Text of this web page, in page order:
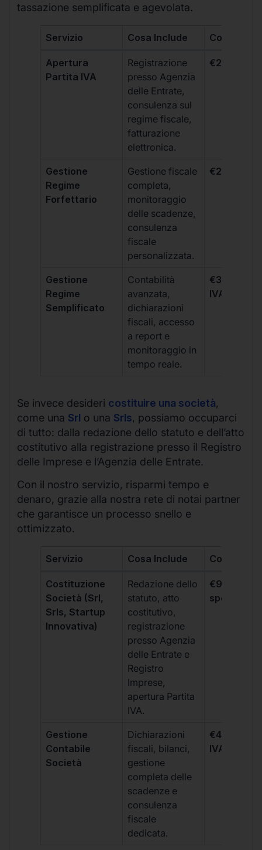
tassazione semplificata e agevolata.
Servizio Cosa Include Costo
Apertura
Partita IVA
Registrazione
presso Agenzia
delle Entrate,
consulenza sul
regime fiscale,
fatturazione
elettronica.
€264 +
Gestione
Regime
Forfettario
Gestione fiscale
completa,
monitoraggio
delle scadenze,
consulenza
fiscale
personalizzata.
€264 +
Gestione
Regime
Semplificato
Contabilità
avanzata,
dichiarazioni
fiscali, accesso
a report e
monitoraggio in
tempo reale.
€333 +
IVA/
Se invece desideri costituire una società,
come una Srl o una Srls, possiamo occuparci
di tutto: dalla redazione dello statuto e dell’atto
costitutivo alla registrazione presso il Registro
delle Imprese e l’Agenzia delle Entrate.
Con il nostro servizio, risparmi tempo e
denaro, grazie alla nostra rete di notai partner
che garantisce un processo snello e
ottimizzato.
Servizio Cosa Include Costo
Costituzione
Società (Srl,
Srls, Startup
Innovativa)
Redazione dello
statuto, atto
costitutivo,
registrazione
presso Agenzia
delle Entrate e
Registro
Imprese,
apertura Partita
IVA.
€99 + IVA
spese
Gestione
Contabile
Società
Dichiarazioni
fiscali, bilanci,
gestione
completa delle
scadenze e
consulenza
fiscale
dedicata.
€499 +
IVA/